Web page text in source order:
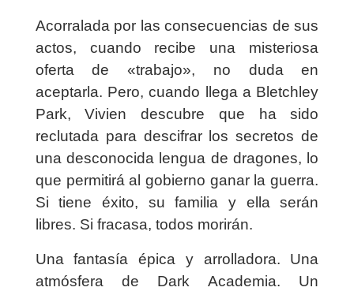
Acorralada por las consecuencias de sus
actos, cuando recibe una misteriosa
oferta de «trabajo», no duda en
aceptarla. Pero, cuando llega a Bletchley
Park, Vivien descubre que ha sido
reclutada para descifrar los secretos de
una desconocida lengua de dragones, lo
que permitirá al gobierno ganar la guerra.
Si tiene éxito, su familia y ella serán
libres. Si fracasa, todos morirán.
Una fantasía épica y arrolladora. Una
atmósfera de Dark Academia. Un